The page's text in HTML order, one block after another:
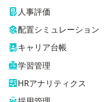
人事評価
配置シミュレーション
キャリア台帳
学習管理
HRアナリティクス